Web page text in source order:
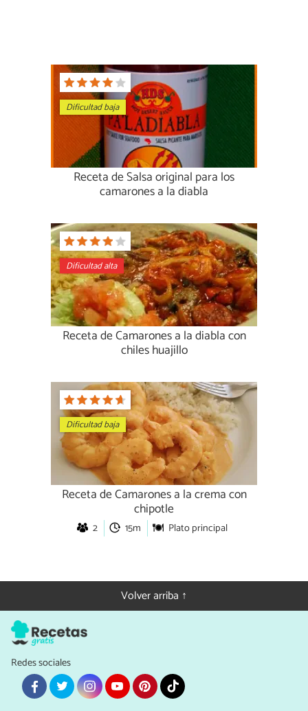
Dificultad baja
Receta de Salsa original para los
camarones a la diabla
Dificultad alta
Receta de Camarones a la diabla con
chiles huajillo
Dificultad baja
Receta de Camarones a la crema con
chipotle
2 15m Plato principal
Volver arriba ↑
Redes sociales